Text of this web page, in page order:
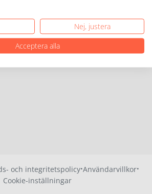
och integritetspolicy·Användarvillkor·
Cookie-inställningar
Nej, justera
Acceptera alla